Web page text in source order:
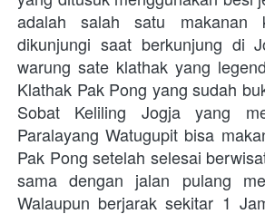
adalah salah satu makanan
dikunjungi saat berkunjung di
warung sate klathak yang
Klathak Pak Pong yang sudah
Sobat Keliling Jogja yang
Paralayang Watugupit bisa
Pak Pong setelah selesai
sama dengan jalan pulang
Walaupun berjarak sekitar 1